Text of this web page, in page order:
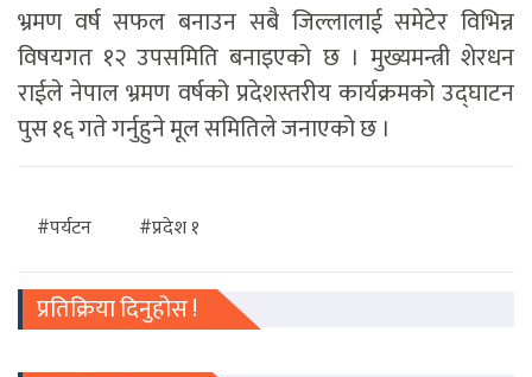
भ्रमण वर्ष सफल बनाउन सबै जिल्लालाई समेटेर विभिन्न
विषयगत १२ उपसमिति बनाइएको छ । मुख्यमन्त्री शेरधन
राईले नेपाल भ्रमण वर्षको प्रदेशस्तरीय कार्यक्रमको उद्घाटन
पुस १६ गते गर्नुहुने मूल समितिले जनाएको छ ।
#पर्यटन #प्रदेश १
प्रतिक्रिया दिनुहोस !